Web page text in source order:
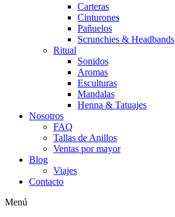
Carteras
Cinturones
Pañuelos
Scrunchies & Headbands
Ritual
Sonidos
Aromas
Esculturas
Mandalas
Henna & Tatuajes
Nosotros
FAQ
Tallas de Anillos
Ventas por mayor
Blog
Viajes
Contacto
Menú